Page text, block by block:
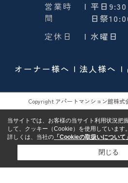
営業時
間
| 平日
日祭
定休日
| 水曜日
オーナー様へ 法人様へ
Copyright アパートマンション館株式
当サイトでは、お客様の当サイト利用状況把
して、クッキー（Cookie）を使用しています。
詳しくは、当社の 「Cookieの取扱いについて」
閉じる